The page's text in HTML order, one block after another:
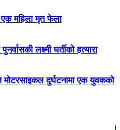
एक महिला मृत फेला
लक्ष्मी घर्तीको हत्यारा
मोटरसाइकल दुर्घटनामा एक युवकको